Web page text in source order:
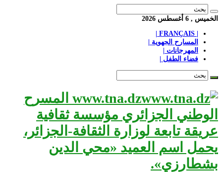
الخميس , 6 أغسطس 2026
المسارح الجهوية |
المهرجانات |
فضاء الطفل |
www.tna.dz المسرح
الوطني الجزائري مؤسسة ثقافية
عريقة تابعة لوزارة الثقافة-الجزائر،
يحمل اسم العميد «محي الدين
بشطارزي».